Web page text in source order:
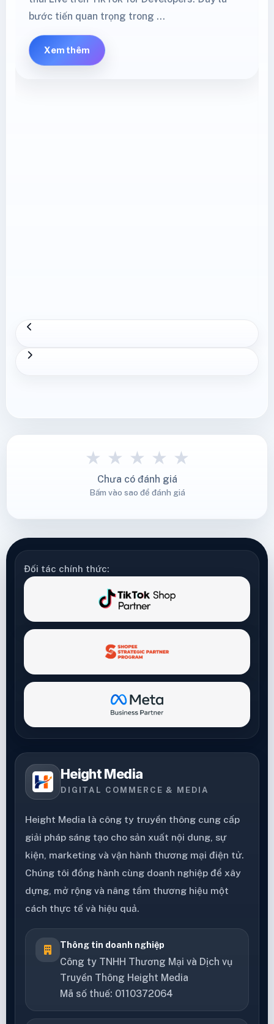
Xem thêm
★ ★ ★ ★ ★
Chưa có đánh giá
Bấm vào sao để đánh giá
Đối tác chính thức:
Height Media
DIGITAL COMMERCE & MEDIA
Height Media là công ty truyền thông cung cấp
giải pháp sáng tạo cho sản xuất nội dung, sự
kiện, marketing và vận hành thương mại điện tử.
Chúng tôi đồng hành cùng doanh nghiệp để xây
dựng, mở rộng và nâng tầm thương hiệu một
cách thực tế và hiệu quả.
Thông tin doanh nghiệp
Công ty TNHH Thương Mại và Dịch vụ
Truyền Thông Height Media
Mã số thuế: 0110372064